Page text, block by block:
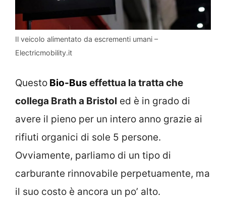
Il veicolo alimentato da escrementi umani –
Electricmobility.it
Questo Bio-Bus effettua la tratta che
collega Brath a Bristol ed è in grado di
avere il pieno per un intero anno grazie ai
rifiuti organici di sole 5 persone.
Ovviamente, parliamo di un tipo di
carburante rinnovabile perpetuamente, ma
il suo costo è ancora un po’ alto.